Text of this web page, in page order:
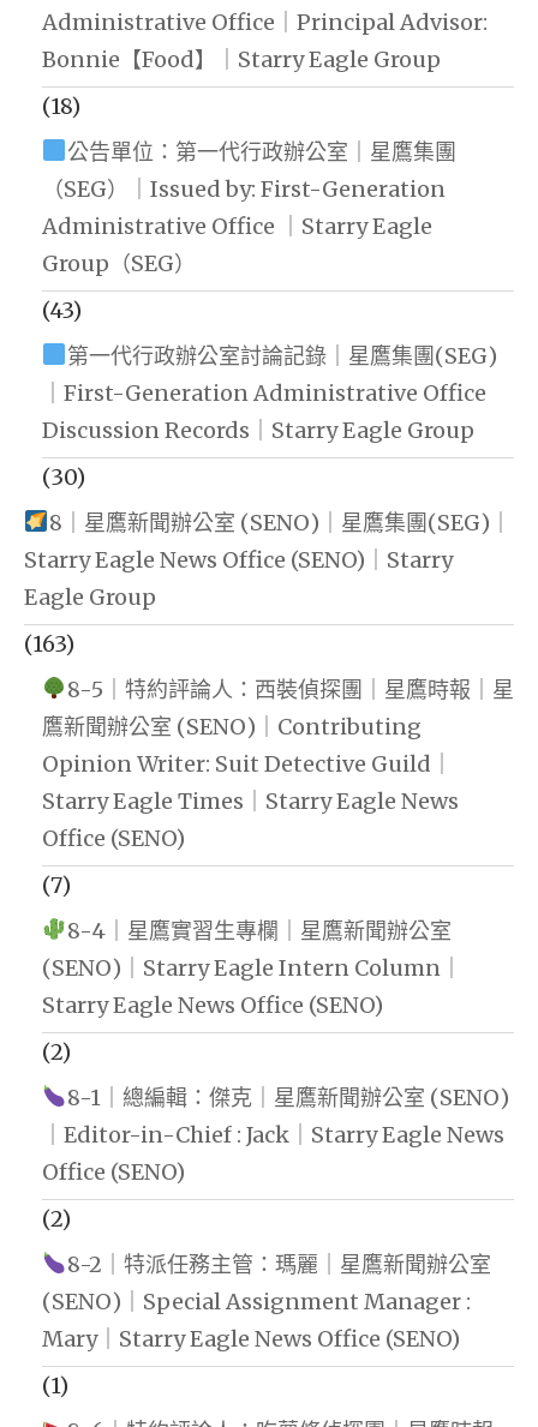
Administrative Office｜Principal Advisor:
Bonnie【Food】｜Starry Eagle Group
(18)
公告單位：第一代行政辦公室｜星鷹集團
（SEG）｜Issued by: First-Generation
Administrative Office ｜Starry Eagle
Group（SEG）
(43)
第一代行政辦公室討論記錄｜星鷹集團(SEG)
｜First-Generation Administrative Office
Discussion Records｜Starry Eagle Group
(30)
8｜星鷹新聞辦公室 (SENO)｜星鷹集團(SEG)｜
Starry Eagle News Office (SENO)｜Starry
Eagle Group
(163)
8-5｜特約評論人：西裝偵探團｜星鷹時報｜星
鷹新聞辦公室 (SENO)｜Contributing
Opinion Writer: Suit Detective Guild｜
Starry Eagle Times｜Starry Eagle News
Office (SENO)
(7)
8-4｜星鷹實習生專欄｜星鷹新聞辦公室
(SENO)｜Starry Eagle Intern Column｜
Starry Eagle News Office (SENO)
(2)
8-1｜總編輯：傑克｜星鷹新聞辦公室 (SENO)
｜Editor-in-Chief : Jack｜Starry Eagle News
Office (SENO)
(2)
8-2｜特派任務主管：瑪麗｜星鷹新聞辦公室
(SENO)｜Special Assignment Manager :
Mary｜Starry Eagle News Office (SENO)
(1)